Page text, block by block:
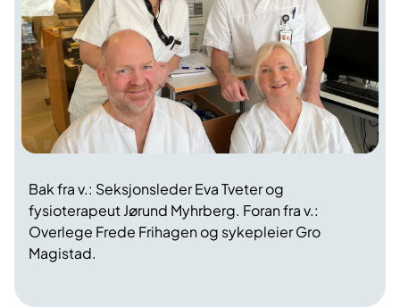
Bak fra v.: Seksjonsleder Eva Tveter og
fysioterapeut Jørund Myhrberg. Foran fra v.:
Overlege Frede Frihagen og sykepleier Gro
Magistad.